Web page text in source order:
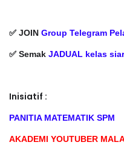
✅ JOIN Group Telegram
✅ Semak JADUAL kelas
Inisiatif :
PANITIA MATEMATIK SPM
AKADEMI YOUTUBER